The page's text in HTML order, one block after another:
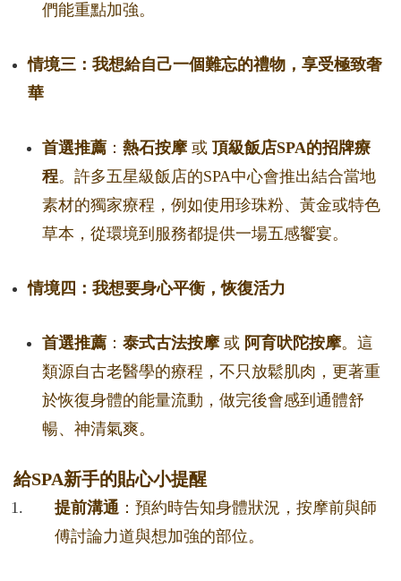
們能重點加強。
情境三：我想給自己一個難忘的禮物，享受極致奢
華
首選推薦 ： 熱石按摩或 頂級飯店SPA的招牌療
程。許多五星級飯店的SPA中心會推出結合當地
素材的獨家療程，例如使用珍珠粉、黃金或特色
草本，從環境到服務都提供一場五感饗宴。
情境四：我想要身心平衡，恢復活力
首選推薦 ： 泰式古法按摩或 阿育吠陀按摩。這
類源自古老醫學的療程，不只放鬆肌肉，更著重
於恢復身體的能量流動，做完後會感到通體舒
暢、神清氣爽。
給SPA新手的貼心小提醒
提前溝通 ：預約時告知身體狀況，按摩前與師
傅討論力道與想加強的部位。